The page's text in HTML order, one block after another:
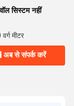
सिस्टम नहीं
मीटर
अब से संपर्क करें